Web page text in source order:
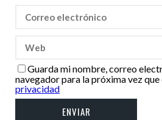
Guarda mi nombre, correo
navegador para la próxima vez
privacidad